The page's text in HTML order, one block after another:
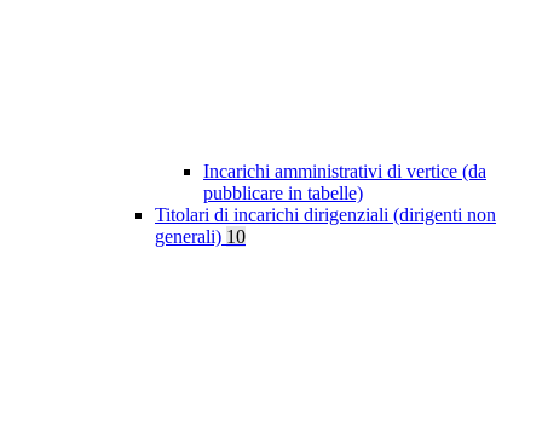
Incarichi amministrativi di vertice (da
pubblicare in tabelle)
Titolari di incarichi dirigenziali (dirigenti non
generali) 10